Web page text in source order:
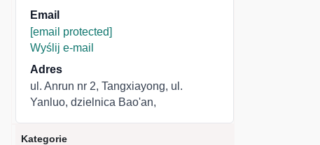
Email
[email protected]
Wyślij e-mail
Adres
ul. Anrun nr 2, Tangxiayong, ul.
Yanluo, dzielnica Bao'an,
Kategorie